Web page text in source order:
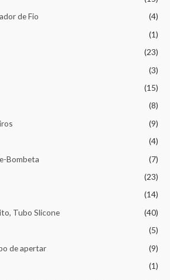
de Fio
(4)
(1)
(23)
(3)
(15)
(8)
(9)
(4)
Bombeta
(7)
(23)
(14)
Tubo Slicone
(40)
(5)
de apertar
(9)
(1)